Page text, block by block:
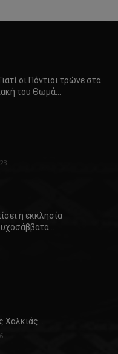
οι Πόντιοι τρώνε στα
του Θωμά…
η εκκλησία
Χαλκιάς…